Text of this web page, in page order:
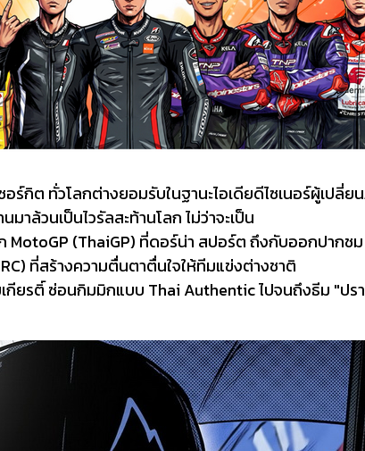
ร์กิต ทั่วโลกต่างยอมรับในฐานะไอเดียดีไซเนอร์ผู้เปลี่
ล้วนเป็นไวรัลสะท้านโลก ไม่ว่าจะเป็น
MotoGP (ThaiGP) ที่ดอร์น่า สปอร์ต ถึงกับออกปากชม
ที่สร้างความตื่นตาตื่นใจให้ทีมแข่งต่างชาติ
กียรติ์ ซ่อนกิมมิกแบบ Thai Authentic ไปจนถึงธีม "ป